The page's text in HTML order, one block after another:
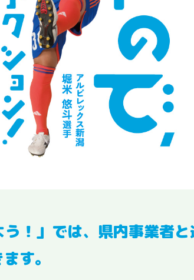
！」では、県内事業者
す。